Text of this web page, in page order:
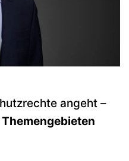
angeht –
Themengebieten